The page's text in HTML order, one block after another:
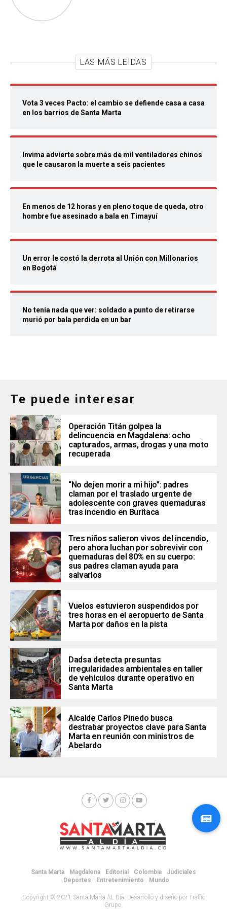
LAS MÁS LEIDAS
Vota 3 veces Pacto: el cambio se defiende casa a casa
en los barrios de Santa Marta
Invima advierte sobre más de mil ventiladores chinos
que le causaron la muerte a seis pacientes
En menos de 12 horas y en pleno toque de queda, otro
hombre fue asesinado a bala en Timayuí
Un error le costó la derrota al Unión con Millonarios
en Bogotá
No tenía nada que ver: soldado a punto de retirarse
murió por bala perdida en un bar
Te puede interesar
Operación Titán golpea la
delincuencia en Magdalena: ocho
capturados, armas, drogas y una moto
recuperada
“No dejen morir a mi hijo”: padres
claman por el traslado urgente de
adolescente con graves quemaduras
tras incendio en Buritaca
Tres niños salieron vivos del incendio,
pero ahora luchan por sobrevivir con
quemaduras del 80% en su cuerpo:
sus padres claman ayuda para
salvarlos
Vuelos estuvieron suspendidos por
tres horas en el aeropuerto de Santa
Marta por daños en la pista
Dadsa detecta presuntas
irregularidades ambientales en taller
de vehículos durante operativo en
Santa Marta
Alcalde Carlos Pinedo busca
destrabar proyectos clave para Santa
Marta en reunión con ministros de
Abelardo
Santa Marta Magdalena Editorial Colombia
Judiciales
Deportes
Entretenimiento Mundo
Copyright © 2021 Santa Marta AL Día. Desarrollo y diseño por Traffic
Grupo.